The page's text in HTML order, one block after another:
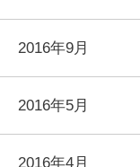
2016年9月
2016年5月
2016年4月